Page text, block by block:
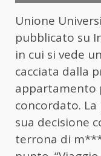
Unione
pubblicato su
in cui si vede
cacciata dalla
appartamento
concordato.
sua decisione
terrona di